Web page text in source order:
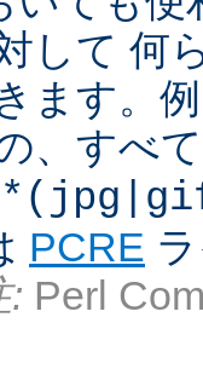
して 何
ます。
、すべ
PCRE
: Perl